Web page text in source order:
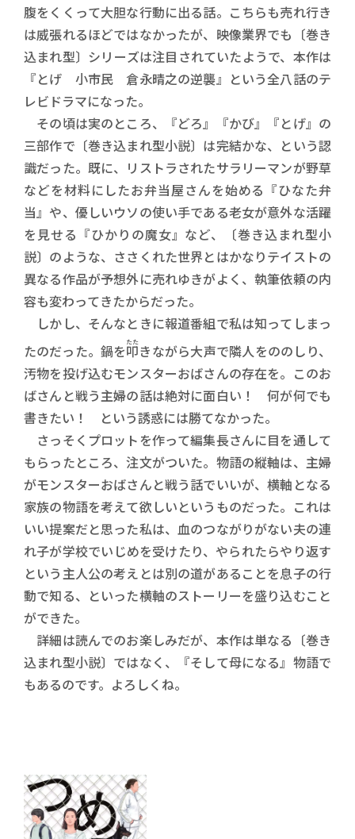
腹をくくって大胆な行動に出る話。こちらも売れ行き
は威張れるほどではなかったが、映像業界でも〔巻き
込まれ型〕シリーズは注目されていたようで、本作は
『とげ 小市民 倉永晴之の逆襲』という全八話のテ
レビドラマになった。
その頃は実のところ、『どろ』『かび』『とげ』の
三部作で〔巻き込まれ型小説〕は完結かな、という認
識だった。既に、リストラされたサラリーマンが野草
などを材料にしたお弁当屋さんを始める『ひなた弁
当』や、優しいウソの使い手である老女が意外な活躍
を見せる『ひかりの魔女』など、〔巻き込まれ型小
説〕のような、ささくれた世界とはかなりテイストの
異なる作品が予想外に売れゆきがよく、執筆依頼の内
容も変わってきたからだった。
しかし、そんなときに報道番組で私は知ってしまっ
たのだった。鍋を叩
たたきながら大声で隣人をののしり、
汚物を投げ込むモンスターおばさんの存在を。このお
ばさんと戦う主婦の話は絶対に面白い！ 何が何でも
書きたい！ という誘惑には勝てなかった。
さっそくプロットを作って編集長さんに目を通して
もらったところ、注文がついた。物語の縦軸は、主婦
がモンスターおばさんと戦う話でいいが、横軸となる
家族の物語を考えて欲しいというものだった。これは
いい提案だと思った私は、血のつながりがない夫の連
れ子が学校でいじめを受けたり、やられたらやり返す
という主人公の考えとは別の道があることを息子の行
動で知る、といった横軸のストーリーを盛り込むこと
ができた。
詳細は読んでのお楽しみだが、本作は単なる〔巻き
込まれ型小説〕ではなく、『そして母になる』物語で
もあるのです。よろしくね。